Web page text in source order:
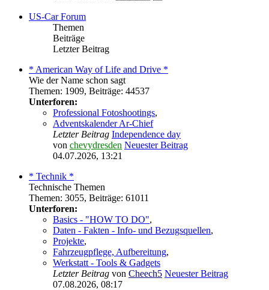
US-Car Forum
Themen
Beiträge
Letzter Beitrag
* American Way of Life and Drive *
Wie der Name schon sagt
Themen: 1909, Beiträge: 44537
Unterforen:
Professional Fotoshootings,
Adventskalender Ar-Chief
Letzter Beitrag Independence day
von chevydresden Neuester Beitrag
04.07.2026, 13:21
* Technik *
Technische Themen
Themen: 3055, Beiträge: 61011
Unterforen:
Basics - "HOW TO DO",
Daten - Fakten - Info- und Bezugsquellen,
Projekte,
Fahrzeugpflege, Aufbereitung,
Werkstatt - Tools & Gadgets
Letzter Beitrag von Cheech5 Neuester Beitrag
07.08.2026, 08:17